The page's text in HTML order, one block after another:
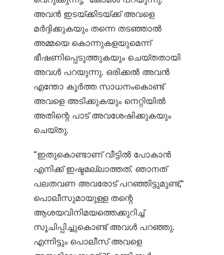
അവൻ ഇടയ്ക്കിടയ്ക്ക് അവളെ
മർദ്ദിക്കുകയും തന്നെ തടഞ്ഞാൽ
അമ്മയെ കൊന്നുകളയുമെന്ന്
ഭീഷണിപ്പെടുത്തുകയും ചെയ്തതായി
അവൾ പറയുന്നു. ഒരിക്കൽ അവൻ
എന്തോ കൂർത്ത സാധനംകൊണ്ട്
അവളെ അടിക്കുകയും നെറ്റിയിൽ
അതിന്റെ പാട് അവശേഷിക്കുകയും
ചെയ്തു.
“ഇതുകൊണ്ടാണ് വീട്ടിൽ പോകാൻ
എനിക്ക് ഇഷ്ടമല്ലാത്തത്. ഞാനത്
പലതവണ അവരോട് പറഞ്ഞിട്ടുമുണ്ട്,”
പൊലീസുമായുള്ള തന്റെ
ആശയവിനിമയത്തെക്കുറിച്ച്
സൂചിപ്പിച്ചുകൊണ്ട് അവൾ പറഞ്ഞു.
എന്നിട്ടും പൊലീസ് അവളെ